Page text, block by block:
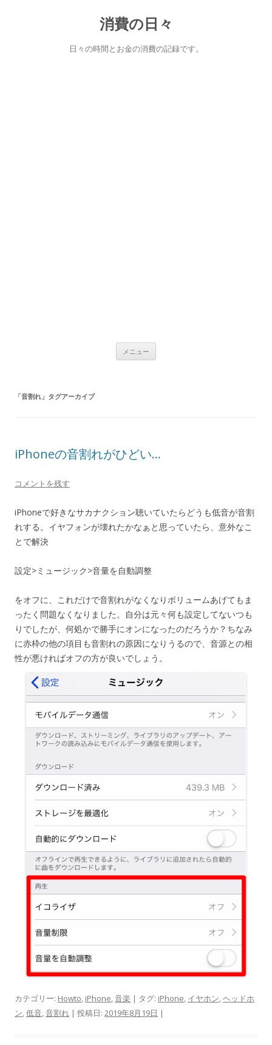
消費の日々
日々の時間とお金の消費の記録です。
メニュー
「音割れ 」タグアーカイブ
iPhoneの音割れがひどい…
コメントを残す
iPhoneで好きなサカナクション聴いていたらどうも低音が音割
れする。イヤフォンが壊れたかなぁと思っていたら、意外なこ
とで解決
設定>ミュージック>音量を自動調整
をオフに、これだけで音割れがなくなりボリュームあげてもま
ったく問題なくなりました。自分は元々何も設定してないつも
りでしたが、何処かで勝手にオンになったのだろうか？ちなみ
に赤枠の他の項目も音割れの原因になりうるので、音源との相
性が悪ければオフの方が良いでしょう。
カテゴリー: Howto, iPhone,音楽 | タグ: iPhone, イヤホン,ヘッドホ
ン,低音,音割れ | 投稿日: 2019年8月19日 |